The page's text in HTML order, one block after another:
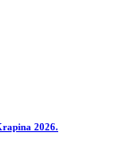
2026.